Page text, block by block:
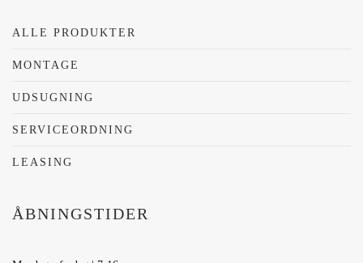
ALLE PRODUKTER
MONTAGE
UDSUGNING
SERVICEORDNING
LEASING
ÅBNINGSTIDER